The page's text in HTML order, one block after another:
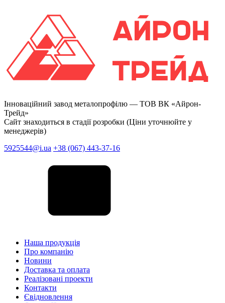
Інноваційний завод металопрофілю — ТОВ ВК «Айрон-
Трейд»
Сайт знаходиться в стадії розробки (Ціни уточнюйте у
менеджерів)
5925544@i.ua +38 (067) 443-37-16
Наша продукція
Про компанію
Новини
Доставка та оплата
Реалізовані проекти
Контакти
Євідновлення